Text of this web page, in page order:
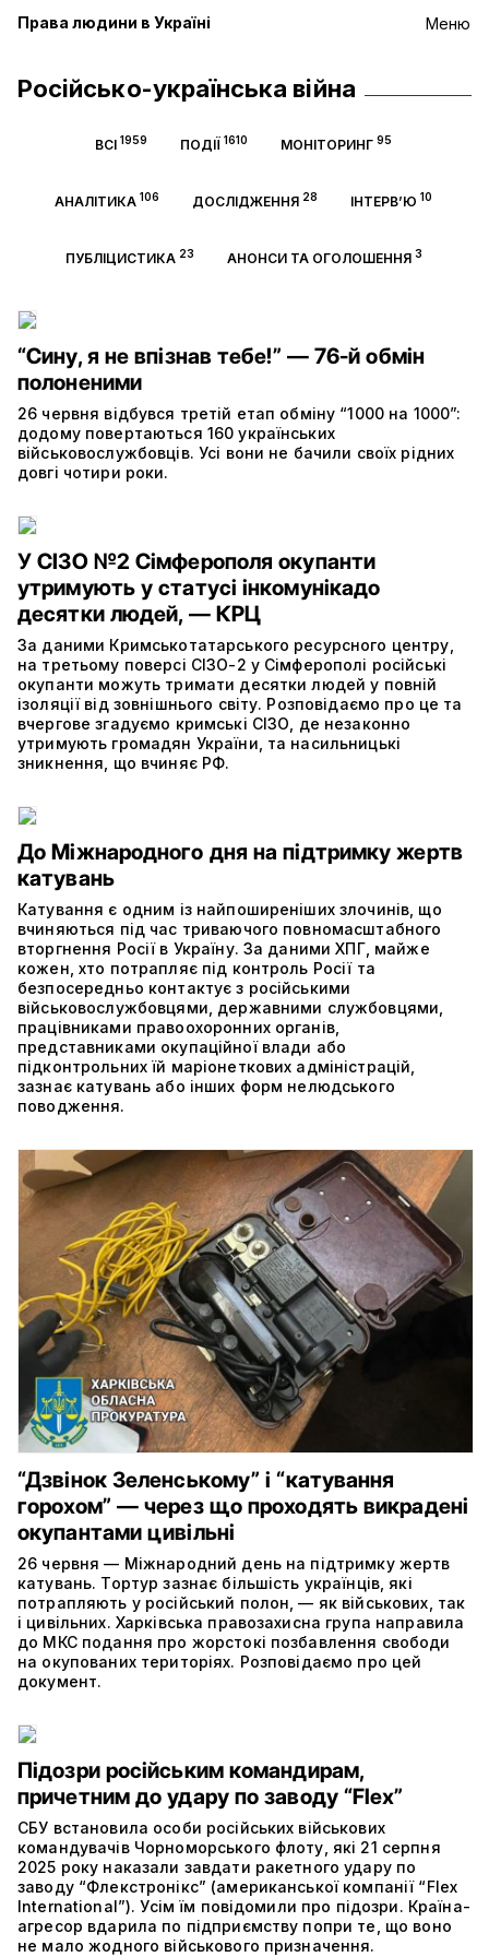
Меню
Права людини в Україні
Російсько-українська війна
ВСІ 1959 ПОДІЇ 1610 МОНІТОРИНГ 95
АНАЛІТИКА 106 ДОСЛІДЖЕННЯ 28 ІНТЕРВ’Ю 10
ПУБЛІЦИСТИКА 23 АНОНСИ ТА ОГОЛОШЕННЯ3
“Сину, я не впізнав тебе!” — 76-й обмін
полоненими
26 червня відбувся третій етап обміну “1000 на 1000”:
додому повертаються 160 українських
військовослужбовців. Усі вони не бачили своїх рідних
довгі чотири роки.
У СІЗО №2 Сімферополя окупанти
утримують у статусі інкомунікадо
десятки людей, — КРЦ
За даними Кримськотатарського ресурсного центру,
на третьому поверсі СІЗО-2 у Сімферополі російські
окупанти можуть тримати десятки людей у повній
ізоляції від зовнішнього світу. Розповідаємо про це та
вчергове згадуємо кримські СІЗО, де незаконно
утримують громадян України, та насильницькі
зникнення, що вчиняє РФ.
До Міжнародного дня на підтримку жертв
катувань
Катування є одним із найпоширеніших злочинів, що
вчиняються під час триваючого повномасштабного
вторгнення Росії в Україну. За даними ХПГ, майже
кожен, хто потрапляє під контроль Росії та
безпосередньо контактує з російськими
військовослужбовцями, державними службовцями,
працівниками правоохоронних органів,
представниками окупаційної влади або
підконтрольних їй маріонеткових адміністрацій,
зазнає катувань або інших форм нелюдського
поводження.
“Дзвінок Зеленському” і “катування
горохом” — через що проходять викрадені
окупантами цивільні
26 червня — Міжнародний день на підтримку жертв
катувань. Тортур зазнає більшість українців, які
потрапляють у російський полон, — як військових, так
і цивільних. Харківська правозахисна група направила
до МКС подання про жорстокі позбавлення свободи
на окупованих територіях. Розповідаємо про цей
документ.
Підозри російським командирам,
причетним до удару по заводу “Flex”
СБУ встановила особи російських військових
командувачів Чорноморського флоту, які 21 серпня
2025 року наказали завдати ракетного удару по
заводу “Флекстронікс” (американської компанії “Fleх
International”). Усім їм повідомили про підозри. Країна-
агресор вдарила по підприємству попри те, що воно
не мало жодного військового призначення.